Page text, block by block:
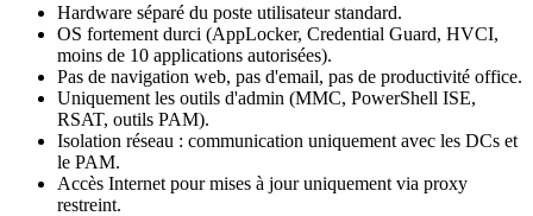
Hardware séparé du poste utilisateur standard.
OS fortement durci (AppLocker, Credential Guard, HVCI,
moins de 10 applications autorisées).
Pas de navigation web, pas d'email, pas de productivité office.
Uniquement les outils d'admin (MMC, PowerShell ISE,
RSAT, outils PAM).
Isolation réseau : communication uniquement avec les DCs et
le PAM.
Accès Internet pour mises à jour uniquement via proxy
restreint.